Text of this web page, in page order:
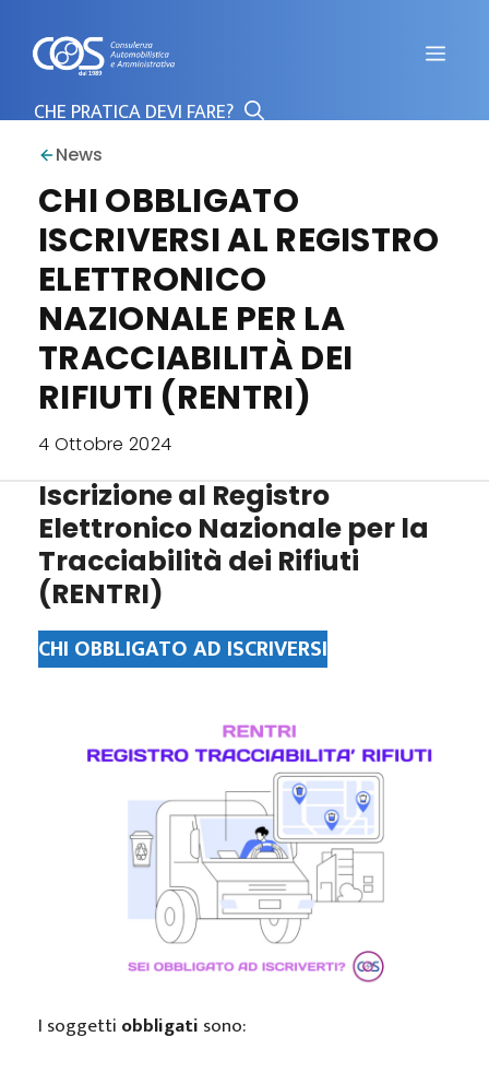
contenuto
News
CHI OBBLIGATO
ISCRIVERSI AL REGISTRO
ELETTRONICO
NAZIONALE PER LA
TRACCIABILITÀ DEI
RIFIUTI (RENTRI)
4 Ottobre 2024
Iscrizione al Registro
Elettronico Nazionale per la
Tracciabilità dei Rifiuti
(RENTRI)
CHI OBBLIGATO AD ISCRIVERSI
I soggetti obbligati sono: